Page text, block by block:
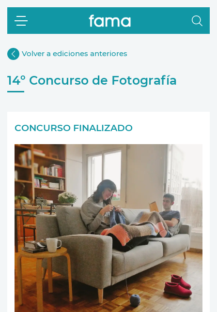
Volver a ediciones anteriores
14º Concurso de Fotografía
CONCURSO FINALIZADO